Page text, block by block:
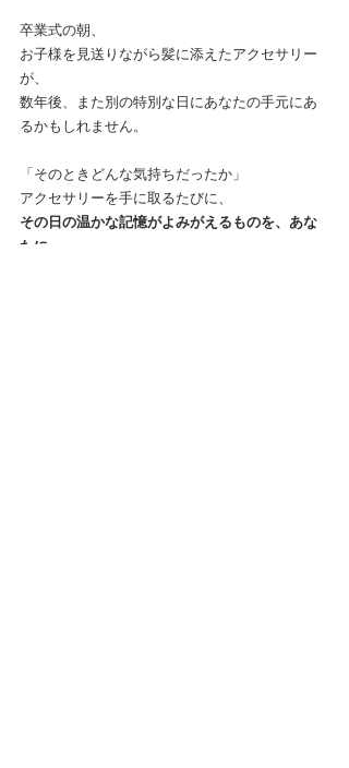
卒業式の朝、
お子様を見送りながら髪に添えたアクセサリー
が、
数年後、また別の特別な日にあなたの手元にあ
るかもしれません。
「そのときどんな気持ちだったか」
アクセサリーを手に取るたびに、
その日の温かな記憶がよみがえるものを、あな
たに。